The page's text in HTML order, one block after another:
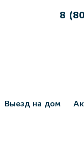
8
Выезд на дом